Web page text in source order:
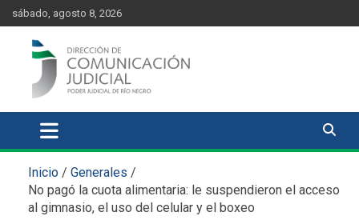
content
Skip
to
content
sábado, agosto 8, 2026
Comunicación Judicial
Inicio
Generales
No pagó la cuota alimentaria: le suspendieron el acceso
al gimnasio, el uso del celular y el boxeo